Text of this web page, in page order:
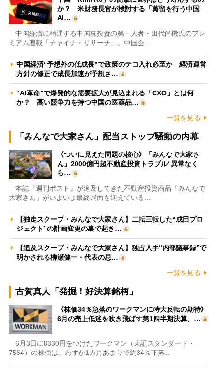
か？ 米財務長官が検討する「蒸留を行う中国
AI…
中国経済に精通する中国株投資の第一人者・田代尚機氏のプレ
ミアム連載「チャイナ・リサーチ」。中国企…
中国経済“予想外の低成長”で政策のテコ入れ必至か 経済運営
方針の修正で成長加速が予想さ…
“AI革命”で爆発的な需要拡大が見込まれる「CXO」とは何
か？ 高い競争力を持つ中国の医薬品…
一覧を見る
「みんなで大家さん」配当ストップ騒動の内幕
《ついに見えた問題の核心》「みんなで大家さ
ん」2000億円超不動産投資トラブル“異常なく
ら…
本誌『週刊ポスト』が追及してきた不動産投資商品「みんなで
大家さん」がいよいよ最終局面を迎えている…
【独走スクープ・みんなで大家さん】二転三転した“成田プロ
ジェクト”の計画変更の裏で起き…
【追及スクープ・みんなで大家さん】独占入手“内部議事録”で
明かされる柳瀬健一・代表の思…
一覧を見る
古賀真人「発掘！好決算銘柄」
《株価34％急落のワークマンに特大反転の期待》
6月の売上低迷を吹き飛ばす第1四半期決算、…
6月3日に8330円をつけたワークマン（東証スタンダード・
7564）の株価は、わずか1カ月あまりで約34％下落…